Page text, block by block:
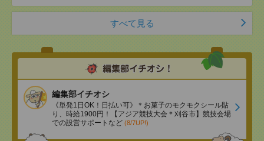
すべて見る
編集部イチオシ
《単発1日OK！日払い可》＊お菓子のモクモクシール貼
り、時給1900円！【アジア競技大会＊刈谷市】競技会場
での設営サポートなど (8/7UP!)